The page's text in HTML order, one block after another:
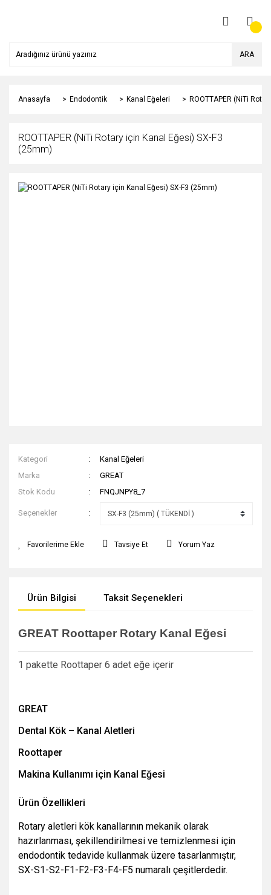
ARA
Anasayfa Endodontik Kanal Eğeleri ROOTTAPER (NiTi
ROOTTAPER (NiTi Rotary için Kanal Eğesi) SX-F3
(25mm)
Kategori
Kanal Eğeleri
Marka
GREAT
Stok Kodu
FNQJNPY8_7
Seçenekler
Tavsiye Et Yorum Yaz
Ürün Bilgisi Taksit Seçenekleri
GREAT Roottaper Rotary Kanal Eğesi
1 pakette Roottaper 6 adet eğe içerir
GREAT
Dental Kök – Kanal Aletleri
Roottaper
Makina Kullanımı için Kanal Eğesi
Ürün Özellikleri
Rotary aletleri kök kanallarının mekanik olarak
hazırlanması, şekillendirilmesi ve temizlenmesi için
endodontik tedavide kullanmak üzere tasarlanmıştır,
SX-S1-S2-F1-F2-F3-F4-F5 numaralı çeşitlerdedir.